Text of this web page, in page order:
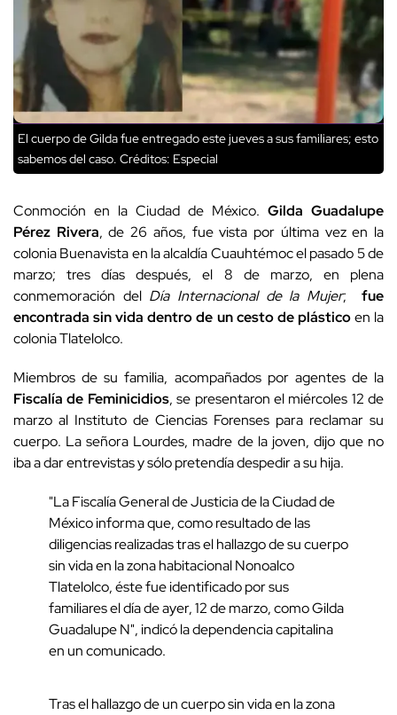
El cuerpo de Gilda fue entregado este jueves a sus familiares; esto
sabemos del caso. Créditos: Especial
Conmoción en la Ciudad de México. Gilda Guadalupe
Pérez Rivera, de 26 años, fue vista por última vez en la
colonia Buenavista en la alcaldía Cuauhtémoc el pasado 5 de
marzo; tres días después, el 8 de marzo, en plena
conmemoración del Día Internacional de la Mujer; fue
encontrada sin vida dentro de un cesto de plásticoen la
colonia Tlatelolco.
Miembros de su familia, acompañados por agentes de la
Fiscalía de Feminicidios, se presentaron el miércoles 12 de
marzo al Instituto de Ciencias Forenses para reclamar su
cuerpo. La señora Lourdes, madre de la joven, dijo que no
iba a dar entrevistas y sólo pretendía despedir a su hija.
"La Fiscalía General de Justicia de la Ciudad de
México informa que, como resultado de las
diligencias realizadas tras el hallazgo de su cuerpo
sin vida en la zona habitacional Nonoalco
Tlatelolco, éste fue identificado por sus
familiares el día de ayer, 12 de marzo, como Gilda
Guadalupe N", indicó la dependencia capitalina
en un comunicado.
Tras el hallazgo de un cuerpo sin vida en la zona